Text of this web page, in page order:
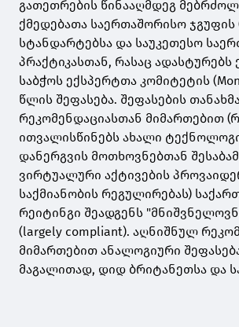
გათეთრების წინააღმდეგ
ქმედებათა საერთაშორისო ჯგუფის
სტანდარტებსა და საუკეთესო
პრაქტიკასთან, რასაც ადასტურებს
საბჭოს ექსპერტთა კომიტეტის
წლის შეფასება. შეფასების
რეკომენდაციასთან მიმართებით
ითვალისწინებს ახალი
დანერგვის მოთხოვნებთან
ვირტუალური აქტივების
საქმიანობის რეგულირებას)
რეიტინგი შეადგენს
(largely compliant). აღნიშნულ
მიმართებით ანალოგიური
მაგალითად, დიდ ბრიტანეთსა და